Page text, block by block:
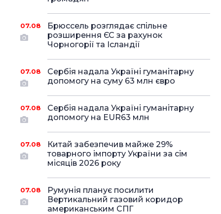
07.08
Брюссель розглядає спільне
розширення ЄС за рахунок
Чорногорії та Ісландії
07.08
Сербія надала Україні гуманітарну
допомогу на суму 63 млн євро
07.08
Сербія надала Україні гуманітарну
допомогу на EUR63 млн
07.08
Китай забезпечив майже 29%
товарного імпорту України за сім
місяців 2026 року
07.08
Румунія планує посилити
Вертикальний газовий коридор
американським СПГ